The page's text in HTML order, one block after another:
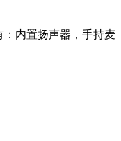
内置扬声器，手持麦